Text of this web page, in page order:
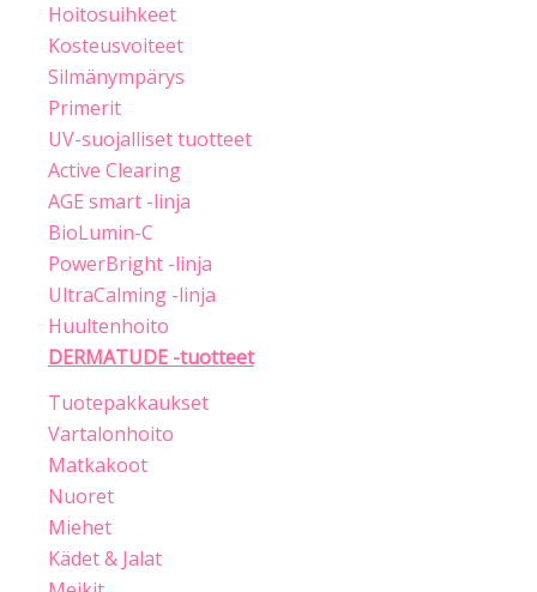
Hoitosuihkeet
Kosteusvoiteet
Silmänympärys
Primerit
UV-suojalliset tuotteet
Active Clearing
AGE smart -linja
BioLumin-C
PowerBright -linja
UltraCalming -linja
Huultenhoito
DERMATUDE -tuotteet
Tuotepakkaukset
Vartalonhoito
Matkakoot
Nuoret
Miehet
Kädet & Jalat